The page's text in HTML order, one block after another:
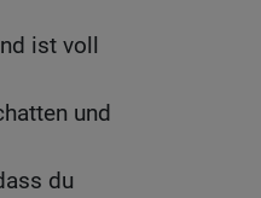
ist voll
und
du